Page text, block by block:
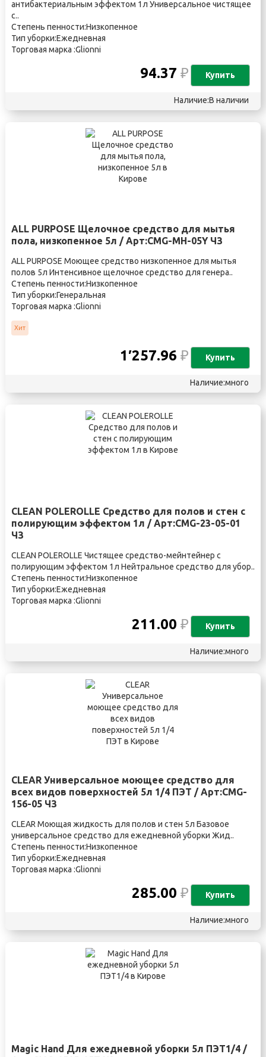
антибактериальным эффектом 1л Универсальное чистящее
с..
Степень пенности:Низкопенное
Тип уборки:Ежедневная
Торговая марка :Glionni
94.37₽ Купить
Наличие:В наличии
ALL PURPOSE Щелочное средство для мытья
пола, низкопенное 5л / Арт:CMG-MH-05Y ЧЗ
ALL PURPOSE Моющее средство низкопенное для мытья
полов 5л Интенсивное щелочное средство для генера..
Степень пенности:Низкопенное
Тип уборки:Генеральная
Торговая марка :Glionni
Хит
1′257.96₽ Купить
Наличие:много
CLEAN POLEROLLE Средство для полов и стен с
полирующим эффектом 1л / Арт:CMG-23-05-01
ЧЗ
CLEAN POLEROLLE Чистящее средство-мейнтейнер с
полирующим эффектом 1л Нейтральное средство для убор..
Степень пенности:Низкопенное
Тип уборки:Ежедневная
Торговая марка :Glionni
211.00₽ Купить
Наличие:много
CLEAR Универсальное моющее средство для
всех видов поверхностей 5л 1/4 ПЭТ / Арт:CMG-
156-05 ЧЗ
CLEAR Моющая жидкость для полов и стен 5л Базовое
универсальное средство для ежедневной уборки Жид..
Степень пенности:Низкопенное
Тип уборки:Ежедневная
Торговая марка :Glionni
285.00₽ Купить
Наличие:много
Magic Hand Для ежедневной уборки 5л ПЭТ1/4 /